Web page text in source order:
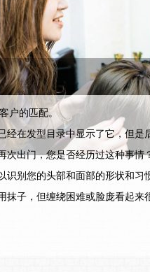
户的匹配。
经在发型目录中显示了它，但是
次出门，您是否经历过这种事情
别您的头部和面部的形状和习
抹子，但缠绕困难或脸庞看起来